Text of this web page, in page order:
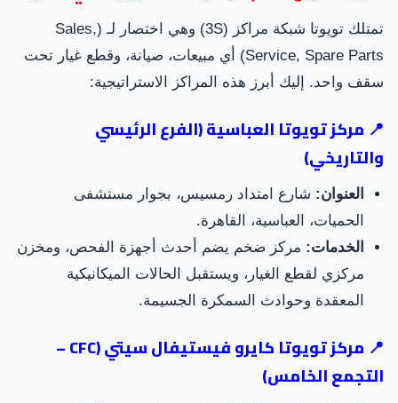
تمتلك تويوتا شبكة مراكز (3S) وهي اختصار لـ (Sales,
Service, Spare Parts) أي مبيعات، صيانة، وقطع غيار تحت
سقف واحد. إليك أبرز هذه المراكز الاستراتيجية:
📍 مركز تويوتا العباسية (الفرع الرئيسي
والتاريخي)
العنوان: شارع امتداد رمسيس، بجوار مستشفى
الحميات، العباسية، القاهرة.
الخدمات: مركز ضخم يضم أحدث أجهزة الفحص، ومخزن
مركزي لقطع الغيار، ويستقبل الحالات الميكانيكية
المعقدة وحوادث السمكرة الجسيمة.
📍 مركز تويوتا كايرو فيستيفال سيتي (CFC –
التجمع الخامس)